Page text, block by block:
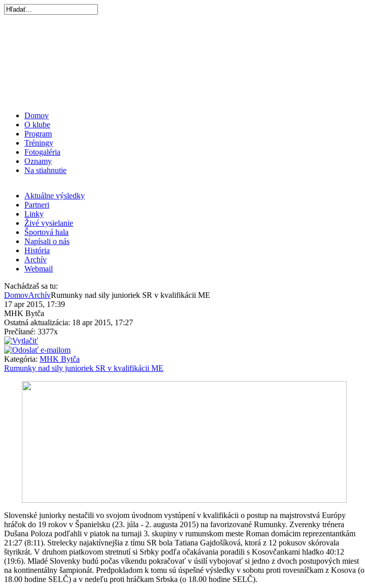
Domov
O klube
Program
Tréningy
Fotogaléria
Oznamy
Na stiahnutie
Aktuálne výsledky
Partneri
Linky
Živé vysielanie
Športová hala
Napísali o nás
História
Archív
Webmail
Nachádzaš sa tu:
DomovArchívRumunky nad sily junioriek SR v kvalifikácii ME
17 apr 2015, 17:39
MHK Bytča
Ostatná aktualizácia: 18 apr 2015, 17:27
Prečítané: 3377x
Kategória: MHK Bytča
Rumunky nad sily junioriek SR v kvalifikácii ME
Slovenské juniorky nestačili vo svojom úvodnom vystúpení v kvalifikácii o postup na majstrovstvá Európy
hráčok do 19 rokov v Španielsku (23. júla - 2. augusta 2015) na favorizované Rumunky. Zverenky trénera
Dušana Poloza podľahli v piatok na turnaji 3. skupiny v rumunskom meste Roman domácim reprezentantkám
21:27 (8:11). Strelecky najaktívnejšia z tímu SR bola Tatiana Gajdošíková, ktorá z 12 pokusov skórovala
štyrikrát. V druhom piatkovom stretnutí si Srbky podľa očakávania poradili s Kosovčankami hladko 40:12
(19:6). Mladé Slovenky budú počas víkendu pokračovať v úsilí vybojovať si jedno z dvoch postupových miest
na kontinentálny šampionát. Predpokladom k tomu sú úspešné výsledky v sobotu proti rovesníčkam z Kosova (o
18.00 hodine SELČ) a v nedeľu proti hráčkam Srbska (o 18.00 hodine SELČ).